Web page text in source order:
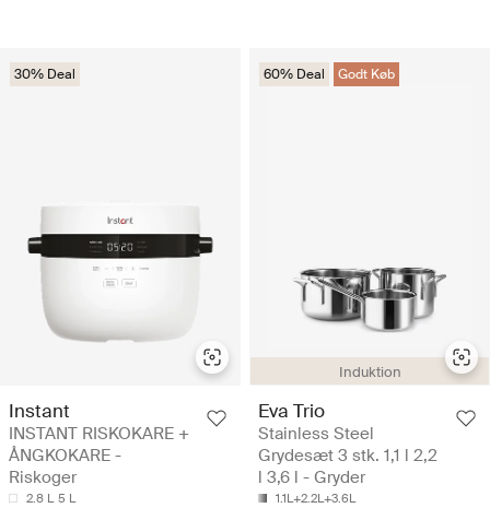
30% Deal
Instant
INSTANT RISKOKARE +
ÅNGKOKARE -
Riskoger
2.8 L 5 L
Induktion
60% Deal Godt Køb
Eva Trio
Stainless Steel
Grydesæt 3 stk. 1,1 l 2,2
l 3,6 l - Gryder
1.1L+2.2L+3.6L